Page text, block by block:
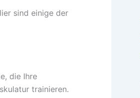
sind einige der
die Ihre
trainieren.